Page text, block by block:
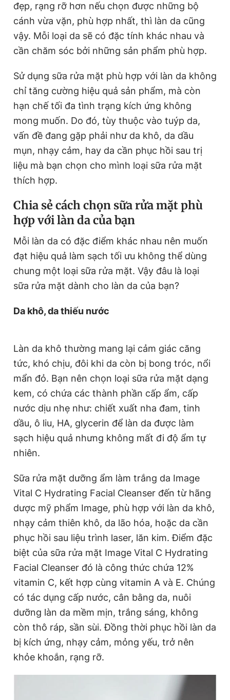
Giấy phép xuất bản số 110/GP - BTTTT cấp ngày 24.3.2020
© 2003-2026 Bản quyền thuộc về Báo Thanh Niên. Cấm sao
chép dưới mọi hình thức nếu không có sự chấp thuận bằng văn
bản. Phát triển bởi ePi Technologies, JSC.
đẹp, rạng rỡ hơn nếu chọn được những bộ
cánh vừa vặn, phù hợp nhất, thì làn da cũng
vậy. Mỗi loại da sẽ có đặc tính khác nhau và
cần chăm sóc bởi những sản phẩm phù hợp.
Sử dụng sữa rửa mặt phù hợp với làn da không
chỉ tăng cường hiệu quả sản phẩm, mà còn
hạn chế tối đa tình trạng kích ứng không
mong muốn. Do đó, tùy thuộc vào tuýp da,
vấn đề đang gặp phải như da khô, da dầu
mụn, nhạy cảm, hay da cần phục hồi sau trị
liệu mà bạn chọn cho mình loại sữa rửa mặt
thích hợp.
Chia sẻ cách chọn sữa rửa mặt phù
hợp với làn da của bạn
Mỗi làn da có đặc điểm khác nhau nên muốn
đạt hiệu quả làm sạch tối ưu không thể dùng
chung một loại sữa rửa mặt. Vậy đâu là loại
sữa rửa mặt dành cho làn da của bạn?
Da khô, da thiếu nước
Làn da khô thường mang lại cảm giác căng
tức, khó chịu, đôi khi da còn bị bong tróc, nổi
mẩn đỏ. Bạn nên chọn loại sữa rửa mặt dạng
kem, có chứa các thành phần cấp ẩm, cấp
nước dịu nhẹ như: chiết xuất nha đam, tinh
dầu, ô liu, HA, glycerin để làn da được làm
sạch hiệu quả nhưng không mất đi độ ẩm tự
nhiên.
Sữa rửa mặt dưỡng ẩm làm trắng da Image
Vital C Hydrating Facial Cleanser đến từ hãng
dược mỹ phẩm Image, phù hợp với làn da khô,
nhạy cảm thiên khô, da lão hóa, hoặc da cần
phục hồi sau liệu trình laser, lăn kim. Điểm đặc
biệt của sữa rửa mặt Image Vital C Hydrating
Facial Cleanser đó là công thức chứa 12%
vitamin C, kết hợp cùng vitamin A và E. Chúng
có tác dụng cấp nước, cân bằng da, nuôi
dưỡng làn da mềm mịn, trắng sáng, không
còn thô ráp, sần sùi. Đồng thời phục hồi làn da
bị kích ứng, nhạy cảm, mỏng yếu, trở nên
khỏe khoắn, rạng rỡ.